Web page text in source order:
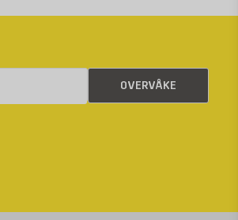
OVERVÅKE